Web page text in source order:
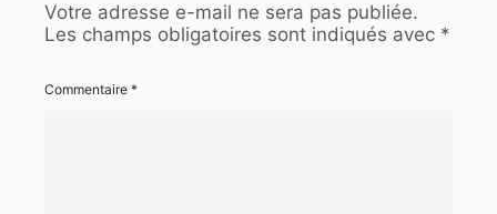
Votre adresse e-mail ne sera pas publiée.
Les champs obligatoires sont indiqués avec *
Commentaire *